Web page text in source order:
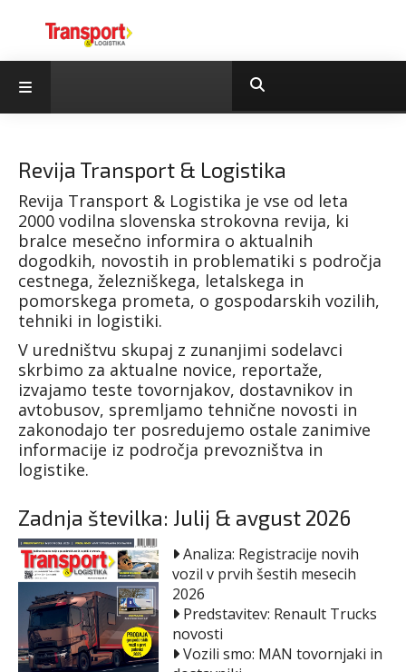
Revija Transport & Logistika
Revija Transport & Logistika je vse od leta
2000 vodilna slovenska strokovna revija, ki
bralce mesečno informira o aktualnih
dogodkih, novostih in problematiki s področja
cestnega, železniškega, letalskega in
pomorskega prometa, o gospodarskih vozilih,
tehniki in logistiki.
V uredništvu skupaj z zunanjimi sodelavci
skrbimo za aktualne novice, reportaže,
izvajamo teste tovornjakov, dostavnikov in
avtobusov, spremljamo tehnične novosti in
zakonodajo ter posredujemo ostale zanimive
informacije iz področja prevozništva in
logistike.
Zadnja številka: Julij & avgust 2026
Analiza: Registracije novih
vozil v prvih šestih mesecih
2026
Predstavitev: Renault Trucks
novosti
Vozili smo: MAN tovornjaki in